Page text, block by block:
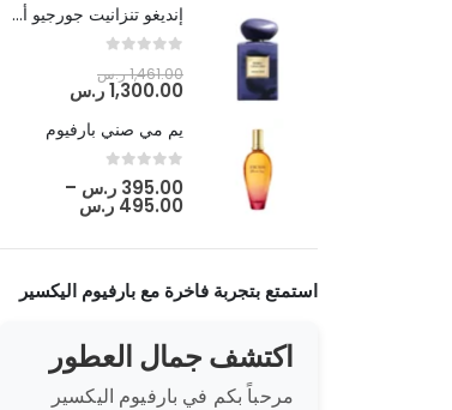
إنديغو تنزانيت جورجيو أرماني
1,461.00ر.س
1,300.00ر.س
يم مي صني بارفيوم
0
out of 5
395.00 ر.س –
495.00 ر.س
استمتع بتجربة فاخرة مع بارفيوم اليكسير
اكتشف جمال العطور
مرحباً بكم في بارفيوم اليكسير